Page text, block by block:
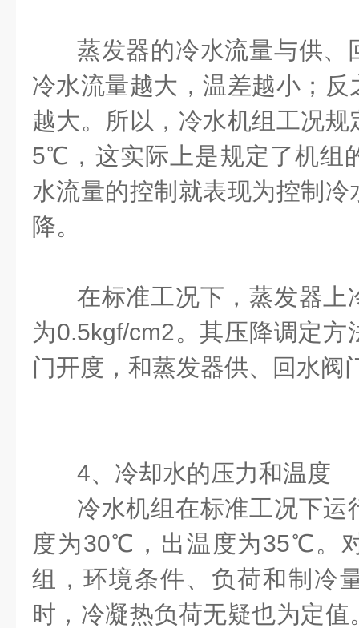
蒸发器的冷水流量与供、
冷水流量越大，温差越小；
越大。所以，冷水机组工况
5℃ ，这实际上是规定了机组
水流量的控制就表现为控制
降。
在标准工况下，蒸发器上
为0.5kgf/cm2。其压降调定方
门开度，和蒸发器供、回水阀
4、冷却水的压力和温度
冷水机组在标准工况下运
度为30℃ ，出温度为35℃ 。
组，环境条件、负荷和制冷
时，冷凝热负荷无疑也为定